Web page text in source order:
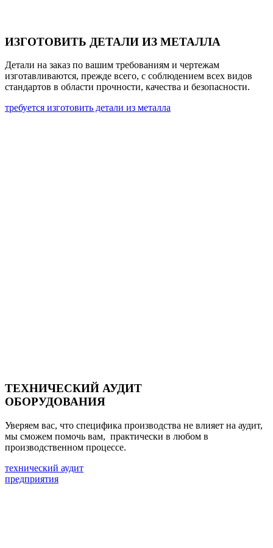
ИЗГОТОВИТЬ ДЕТАЛИ ИЗ МЕТАЛЛА
Детали на заказ по вашим требованиям и чертежам
изготавливаются, прежде всего, с соблюдением всех видов
стандартов в области прочности, качества и безопасности.
требуется изготовить детали из металла
ТЕХНИЧЕСКИЙ АУДИТ
ОБОРУДОВАНИЯ
Уверяем вас, что специфика производства не влияет на аудит,
мы сможем помочь вам, практически в любом в
производственном процессе.
технический аудит
предприятия